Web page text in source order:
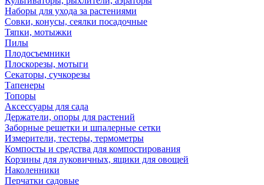
Наборы для ухода за растениями
Совки, конусы, сеялки посадочные
Тяпки, мотыжки
Пилы
Плодосъемники
Плоскорезы, мотыги
Секаторы, сучкорезы
Тапенеры
Топоры
Аксессуары для сада
Держатели, опоры для растений
Заборные решетки и шпалерные сетки
Измерители, тестеры, термометры
Компосты и средства для компостирования
Корзины для луковичных, ящики для овощей
Наколенники
Перчатки садовые